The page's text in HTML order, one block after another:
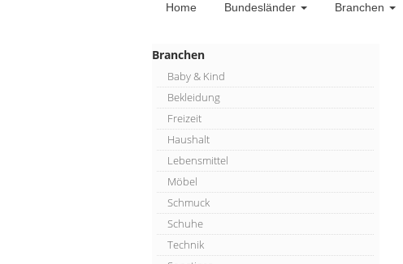
Home Bundesländer Branchen
Branchen
Baby & Kind
Bekleidung
Freizeit
Haushalt
Lebensmittel
Möbel
Schmuck
Schuhe
Technik